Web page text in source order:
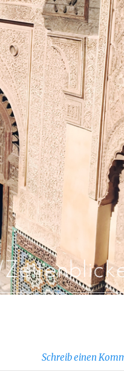
Schreib einen